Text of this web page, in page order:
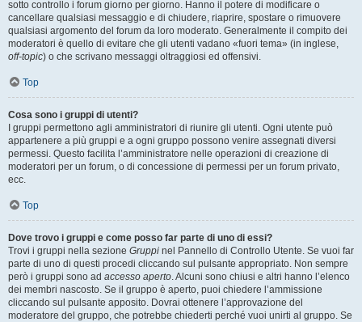
sotto controllo i forum giorno per giorno. Hanno il potere di modificare o
cancellare qualsiasi messaggio e di chiudere, riaprire, spostare o rimuovere
qualsiasi argomento del forum da loro moderato. Generalmente il compito dei
moderatori è quello di evitare che gli utenti vadano «fuori tema» (in inglese,
off-topic) o che scrivano messaggi oltraggiosi ed offensivi.
Top
Cosa sono i gruppi di utenti?
I gruppi permettono agli amministratori di riunire gli utenti. Ogni utente può
appartenere a più gruppi e a ogni gruppo possono venire assegnati diversi
permessi. Questo facilita l’amministratore nelle operazioni di creazione di
moderatori per un forum, o di concessione di permessi per un forum privato,
ecc.
Top
Dove trovo i gruppi e come posso far parte di uno di essi?
Trovi i gruppi nella sezione Gruppi nel Pannello di Controllo Utente. Se vuoi far
parte di uno di questi procedi cliccando sul pulsante appropriato. Non sempre
però i gruppi sono ad accesso aperto. Alcuni sono chiusi e altri hanno l’elenco
dei membri nascosto. Se il gruppo è aperto, puoi chiedere l’ammissione
cliccando sul pulsante apposito. Dovrai ottenere l’approvazione del
moderatore del gruppo, che potrebbe chiederti perché vuoi unirti al gruppo. Se